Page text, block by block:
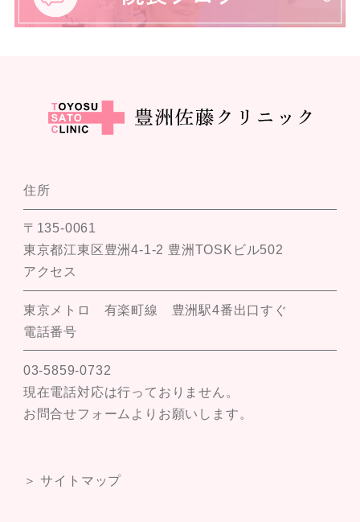
住所
〒135-0061
東京都江東区豊洲4-1-2 豊洲TOSKビル502
アクセス
東京メトロ 有楽町線 豊洲駅4番出口すぐ
電話番号
03-5859-0732
現在電話対応は行っておりません。
お問合せフォームよりお願いします。
＞ サイトマップ